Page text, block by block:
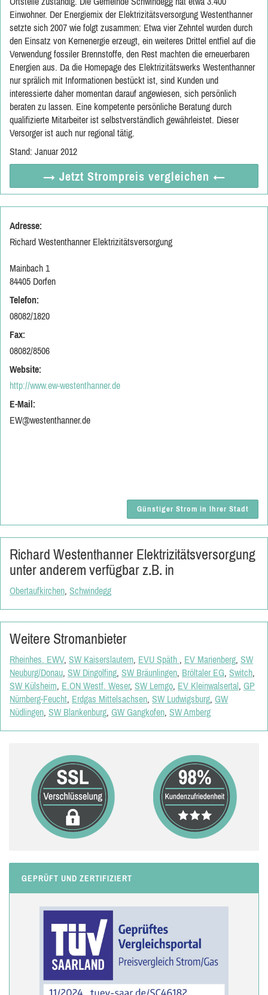
Einwohner. Der Energiemix der Elektrizitätsversorgung Westenthanner
setzte sich 2007 wie folgt zusammen: Etwa vier Zehntel wurden durch
den Einsatz von Kernenergie erzeugt, ein weiteres Drittel entfiel auf die
Verwendung fossiler Brennstoffe, den Rest machten die erneuerbaren
Energien aus. Da die Homepage des Elektrizitätswerks Westenthanner
nur sprälich mit Informationen bestückt ist, sind Kunden und
interessierte daher momentan darauf angewiesen, sich persönlich
beraten zu lassen. Eine kompetente persönliche Beratung durch
qualifizierte Mitarbeiter ist selbstverständlich gewährleistet. Dieser
Versorger ist auch nur regional tätig.
Stand: Januar 2012
→ Jetzt Strompreis vergleichen ←
Adresse:
Richard Westenthanner Elektrizitätsversorgung
Mainbach 1
84405 Dorfen
Telefon:
08082/1820
Fax:
08082/8506
Website:
http://www.ew-westenthanner.de
E-Mail:
EW@westenthanner.de
Günstiger Strom in Ihrer Stadt
Richard Westenthanner Elektrizitätsversorgung
unter anderem verfügbar z.B. in
Obertaufkirchen, Schwindegg
Weitere Stromanbieter
Rheinhes. EWV, SW Kaiserslautern, EVU Späth , EV Marienberg, SW
Neuburg/Donau, SW Dingolfing, SW Bräunlingen, Bröltaler EG, Switch,
SW Külsheim, E.ON Westf. Weser, SW Lemgo, EV Kleinwalsertal, GP
Nürnberg-Feucht, Erdgas Mittelsachsen, SW Ludwigsburg, GW
Nüdlingen, SW Blankenburg, GW Gangkofen, SW Amberg
GEPRÜFT UND ZERTIFIZIERT